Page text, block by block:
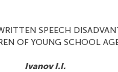
SPEECH
OF YOUNG SCHOOL
Ivanov I.I.